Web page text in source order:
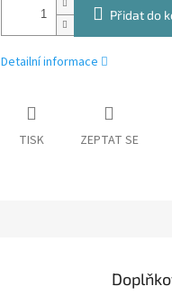
Přidat do
Detailní informace
TISK ZEPTAT SE